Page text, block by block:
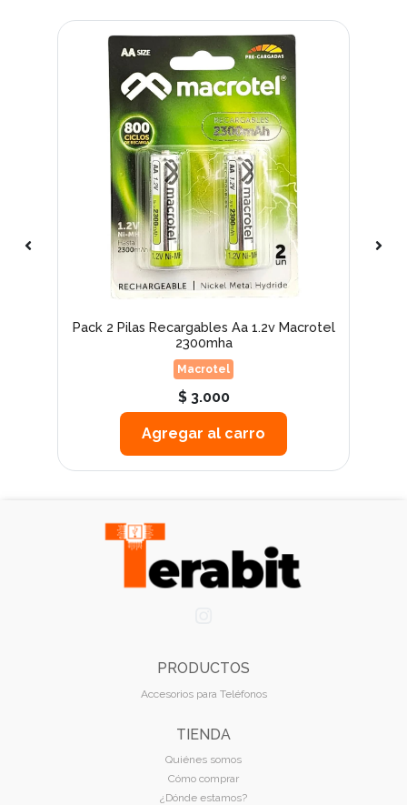
Pack 2 Pilas Recargables Aa 1.2v Macrotel
2300mha
Macrotel
$ 3.000
Agregar al carro
PRODUCTOS
Accesorios para Teléfonos
TIENDA
Quiénes somos
Cómo comprar
¿Dónde estamos?